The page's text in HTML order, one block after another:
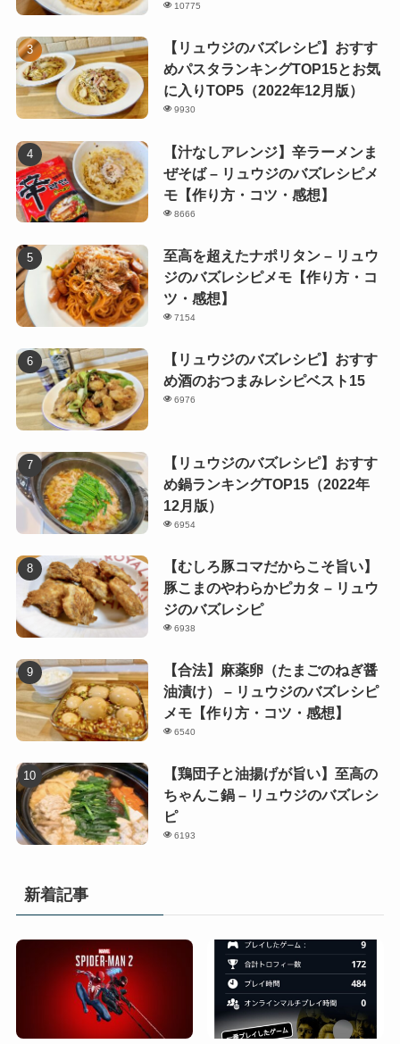
10775
【リュウジのバズレシピ】おすす
めパスタランキングTOP15とお気
に入りTOP5（2022年12月版）
9930
【汁なしアレンジ】辛ラーメンま
ぜそば – リュウジのバズレシピメ
モ【作り方・コツ・感想】
8666
至高を超えたナポリタン – リュウ
ジのバズレシピメモ【作り方・コ
ツ・感想】
7154
【リュウジのバズレシピ】おすす
め酒のおつまみレシピベスト15
6976
【リュウジのバズレシピ】おすす
め鍋ランキングTOP15（2022年
12月版）
6954
【むしろ豚コマだからこそ旨い】
豚こまのやわらかピカタ – リュウ
ジのバズレシピ
6938
【合法】麻薬卵（たまごのねぎ醤
油漬け） – リュウジのバズレシピ
メモ【作り方・コツ・感想】
6540
【鶏団子と油揚げが旨い】至高の
ちゃんこ鍋 – リュウジのバズレシ
ピ
6193
新着記事